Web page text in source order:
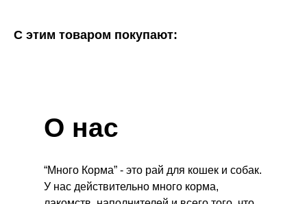
С этим товаром покупают:
“Много Корма” - это рай для кошек и собак.
У нас действительно много корма,
О нас